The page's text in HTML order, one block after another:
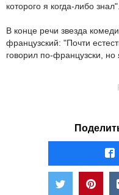
которого я когда-либо знал".
В конце речи звезда
французский: "Почти
говорил по-французски, но